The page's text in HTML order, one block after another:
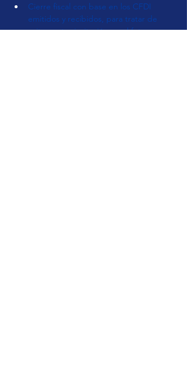
Cierre fiscal con base en los CFDI
emitidos y recibidos, para tratar de
evitar cartas invitación en el futuro.